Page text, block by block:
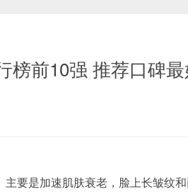
榜前10强 推荐口碑
要是加速肌肤衰老，脸上长皱纹